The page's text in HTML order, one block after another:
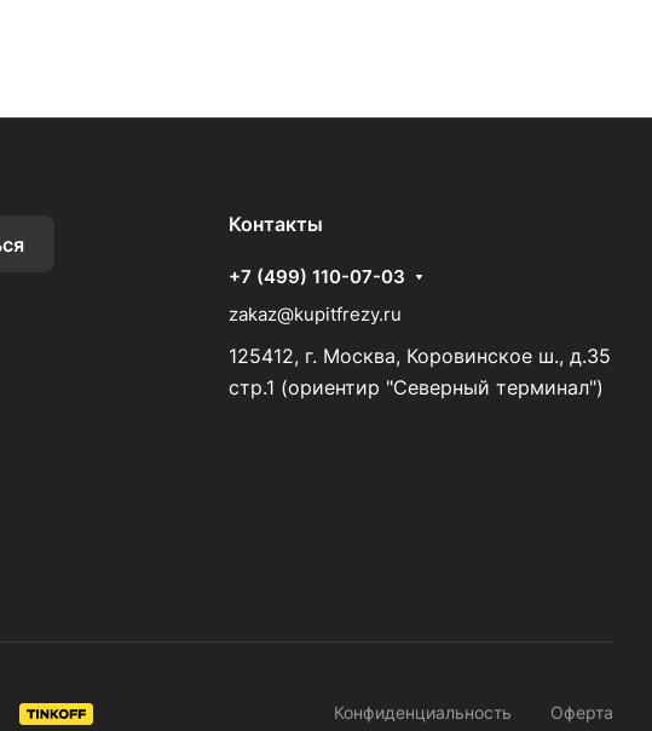
Контакты
+7 (499) 110-07-03
zakaz@kupitfrezy.ru
125412, г. Москва, Коровинское ш., д.35
стр.1 (ориентир "Северный терминал")
Конфиденциальность Оферта